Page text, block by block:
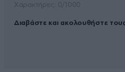
Διαβάστε και ακολουθήστε